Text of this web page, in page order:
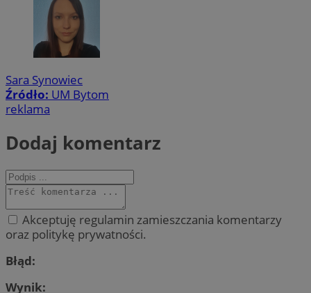
Sara Synowiec
Źródło: UM Bytom
reklama
Dodaj komentarz
Akceptuję regulamin zamieszczania komentarzy
oraz politykę prywatności.
Błąd:
Wynik: